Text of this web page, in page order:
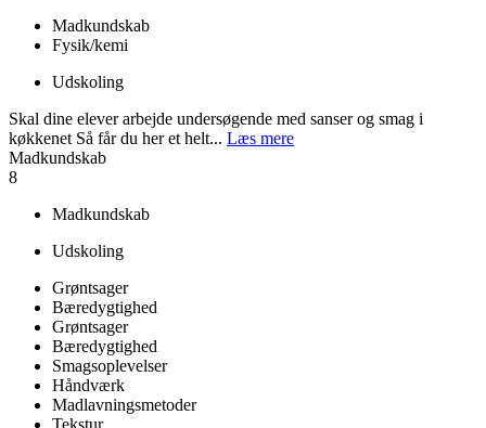
Madkundskab
Fysik/kemi
Udskoling
Skal dine elever arbejde undersøgende med sanser og smag i
køkkenet Så får du her et helt... Læs mere
Madkundskab
8
Madkundskab
Udskoling
Grøntsager
Bæredygtighed
Grøntsager
Bæredygtighed
Smagsoplevelser
Håndværk
Madlavningsmetoder